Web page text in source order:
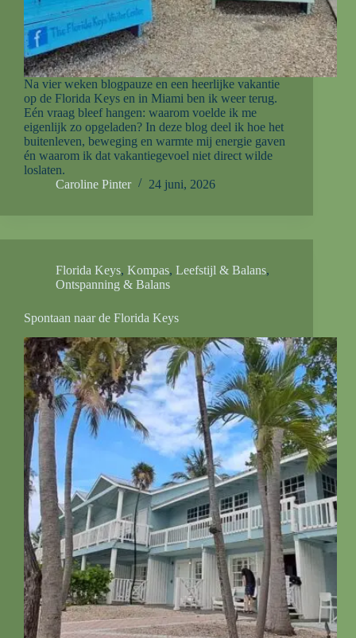
Na vier weken blogpauze en een heerlijke vakantie
op de Florida Keys en in Miami ben ik weer terug.
Eén vraag bleef hangen: waarom voelde ik me
eigenlijk zo opgeladen? In deze blog deel ik hoe het
buitenleven, beweging en warmte mij energie gaven
én waarom ik dat vakantiegevoel niet direct wilde
loslaten.
Caroline Pinter
24 juni, 2026
Florida Keys, Kompas, Leefstijl & Balans,
Ontspanning & Balans
Spontaan naar de Florida Keys